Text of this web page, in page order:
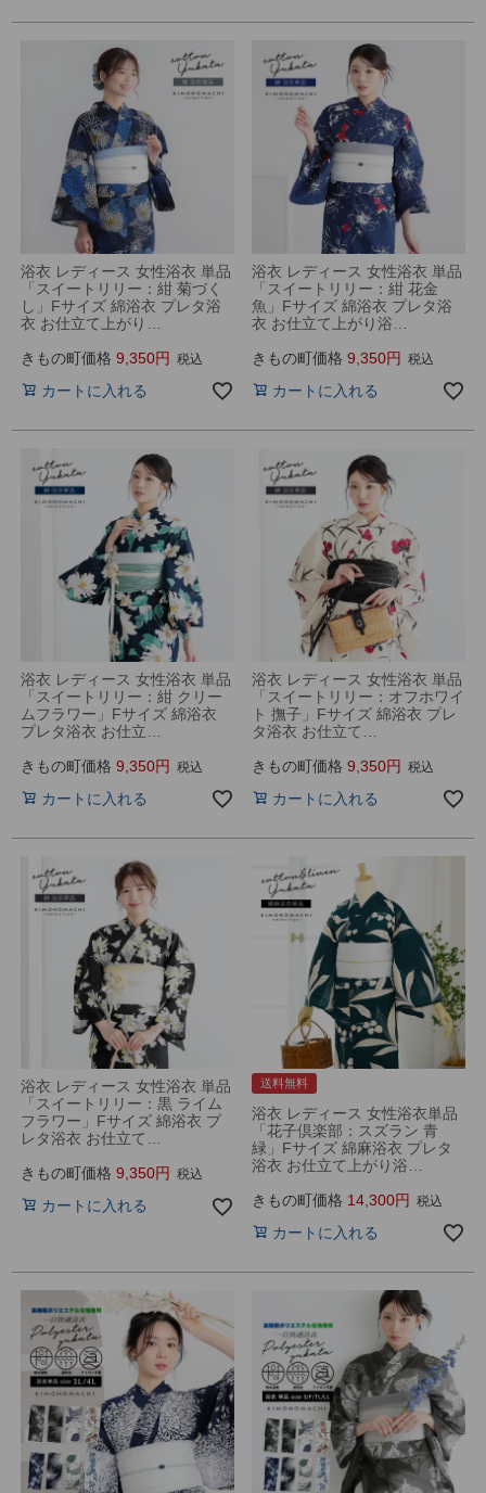
浴衣 レディース 女性浴衣 単品
「スイートリリー：紺 菊づく
し」Fサイズ 綿浴衣 プレタ浴
衣 お仕立て上がり…
きもの町価格 9,350 税込
カートに入れる
浴衣 レディース 女性浴衣 単品
「スイートリリー：紺 花金
魚」Fサイズ 綿浴衣 プレタ浴
衣 お仕立て上がり浴…
きもの町価格 9,350 税込
カートに入れる
浴衣 レディース 女性浴衣 単品
「スイートリリー：紺 クリー
ムフラワー」Fサイズ 綿浴衣
プレタ浴衣 お仕立…
きもの町価格 9,350 税込
カートに入れる
浴衣 レディース 女性浴衣 単品
「スイートリリー：オフホワイ
ト 撫子」Fサイズ 綿浴衣 プレ
タ浴衣 お仕立て…
きもの町価格 9,350 税込
カートに入れる
浴衣 レディース 女性浴衣 単品
「スイートリリー：黒 ライム
フラワー」Fサイズ 綿浴衣 プ
レタ浴衣 お仕立て…
きもの町価格 9,350 税込
カートに入れる
送料無料
浴衣 レディース 女性浴衣単品
「花子倶楽部：スズラン 青
緑」Fサイズ 綿麻浴衣 プレタ
浴衣 お仕立て上がり浴…
きもの町価格 14,300 税込
カートに入れる